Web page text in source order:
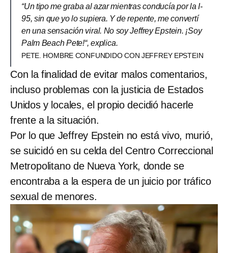
“Un tipo me graba al azar mientras conducía por la I-
95, sin que yo lo supiera. Y de repente, me convertí
en una sensación viral. No soy Jeffrey Epstein. ¡Soy
Palm Beach Pete!“, explica.
PETE. HOMBRE CONFUNDIDO CON JEFFREY EPSTEIN
Con la finalidad de evitar malos comentarios,
incluso problemas con la justicia de Estados
Unidos y locales, el propio decidió hacerle
frente a la situación.
Por lo que Jeffrey Epstein no está vivo, murió,
se suicidó en su celda del Centro Correccional
Metropolitano de Nueva York, donde se
encontraba a la espera de un juicio por tráfico
sexual de menores.